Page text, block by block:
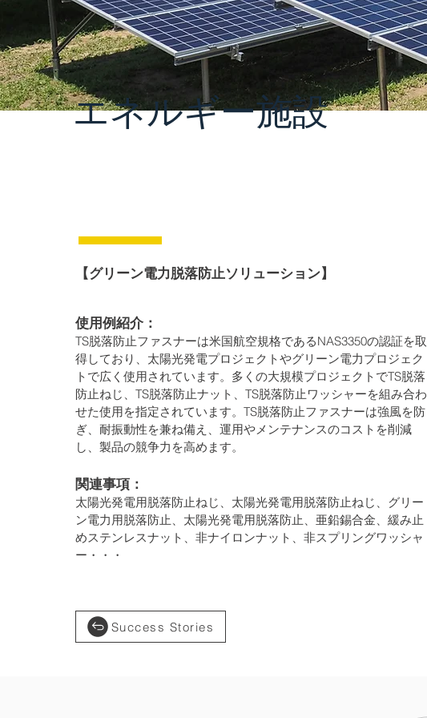
エネルギー施設
【グリーン電力脱落防止ソリューション】
使用例紹介：
TS脱落防止ファスナーは米国航空規格であるNAS3350の認証を取
得しており、太陽光発電プロジェクトやグリーン電力プロジェク
トで広く使用されています。多くの大規模プロジェクトでTS脱落
防止ねじ、TS脱落防止ナット、TS脱落防止ワッシャーを組み合わ
せた使用を指定されています。TS脱落防止ファスナーは強風を防
ぎ、耐振動性を兼ね備え、運用やメンテナンスのコストを削減
し、製品の競争力を高めます。
関連事項：
太陽光発電用脱落防止ねじ、太陽光発電用脱落防止ねじ、グリー
ン電力用脱落防止、太陽光発電用脱落防止、亜鉛錫合金、緩み止
めステンレスナット、非ナイロンナット、非スプリングワッシャ
ー・・・
Success Stories